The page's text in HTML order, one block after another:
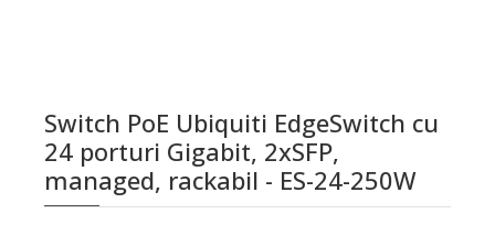
Switch PoE Ubiquiti EdgeSwitch cu
24 porturi Gigabit, 2xSFP,
managed, rackabil - ES-24-250W